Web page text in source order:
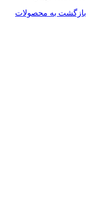
بازگشت به محصولات